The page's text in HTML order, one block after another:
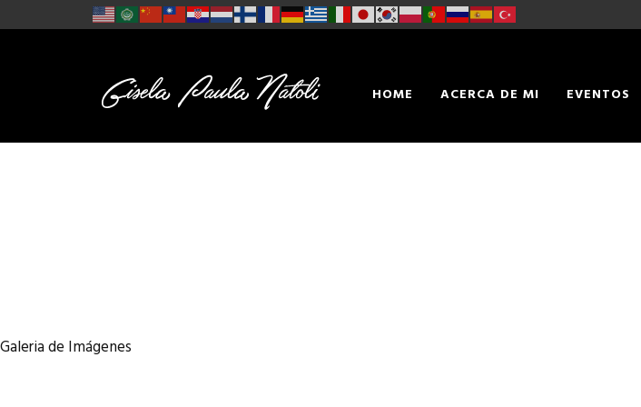
HOME ACERCA DE MI EVENTOS
Galeria de Imágenes